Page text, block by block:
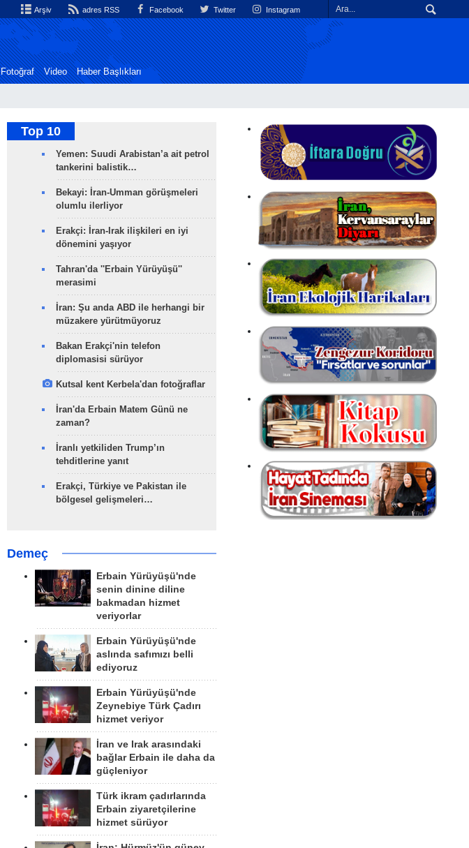
Arşiv adres RSS Facebook Twitter Instagram
Fotoğraf Video Haber Başlıkları
Top 10
Yemen: Suudi Arabistan’a ait petrol
tankerini balistik…
Bekayi: İran-Umman görüşmeleri
olumlu ilerliyor
Erakçi: İran-Irak ilişkileri en iyi
dönemini yaşıyor
Tahran'da ''Erbain Yürüyüşü''
merasimi
İran: Şu anda ABD ile herhangi bir
müzakere yürütmüyoruz
Bakan Erakçi'nin telefon
diplomasisi sürüyor
Kutsal kent Kerbela'dan fotoğraflar
İran'da Erbain Matem Günü ne
zaman?
İranlı yetkiliden Trump’ın
tehditlerine yanıt
Erakçi, Türkiye ve Pakistan ile
bölgesel gelişmeleri…
Demeç
Erbain Yürüyüşü'nde
senin dinine diline
bakmadan hizmet
veriyorlar
Erbain Yürüyüşü'nde
aslında safımızı belli
ediyoruz
Erbain Yürüyüşü'nde
Zeynebiye Türk Çadırı
hizmet veriyor
İran ve Irak arasındaki
bağlar Erbain ile daha da
güçleniyor
Türk ikram çadırlarında
Erbain ziyaretçilerine
hizmet sürüyor